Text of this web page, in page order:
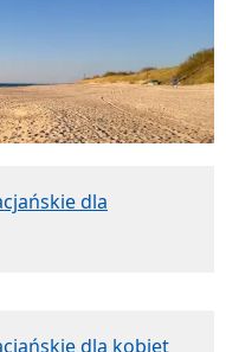
dla
dla kobiet